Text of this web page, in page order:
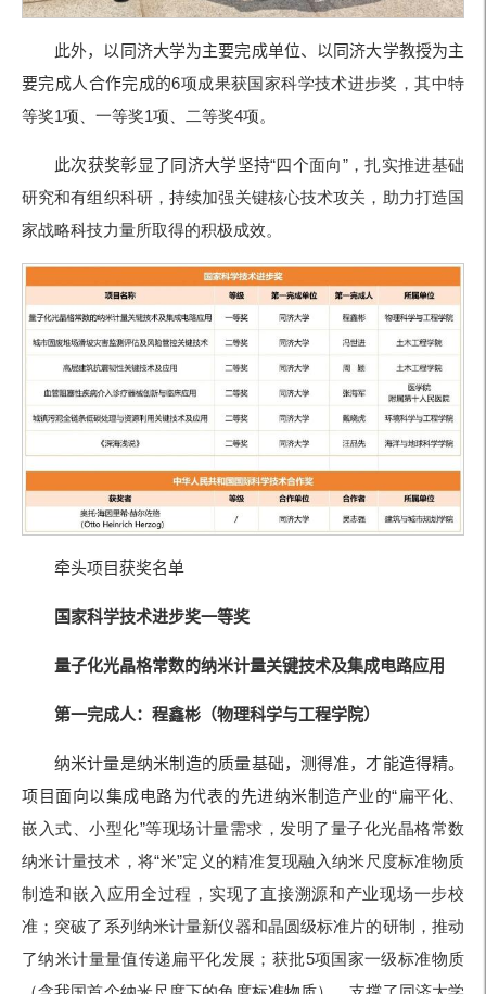
此外， 以同济大学为主要完成单位、以同济大学教授为主
要完成人合作完成的6项成果获国家科学技术进步奖 ，其中特
等奖1项、一等奖1项、二等奖4项。
此次获奖彰显了同济大学坚持“四个面向”，扎实推进基础
研究和有组织科研，持续加强关键核心技术攻关，助力打造国
家战略科技力量所取得的积极成效。
牵头项目获奖名单
国家科学技术进步奖一等奖
量子化光晶格常数的纳米计量关键技术及集成电路应用
第一完成人：程鑫彬 （物理科学与工程学院）
纳米计量是纳米制造的质量基础，测得准，才能造得精。
项目面向以集成电路为代表的先进纳米制造产业的“扁平化、
嵌入式、小型化”等现场计量需求，发明了量子化光晶格常数
纳米计量技术，将“米”定义的精准复现融 入纳米尺度标准物质
制造和嵌入应用全过程，实现了直接溯源和产业现场一步校
准；突破了系列纳米计量新仪器和晶圆级标准片的研制，推动
了纳米计量量值传递扁平化发展；获批5项国家一级标准物质